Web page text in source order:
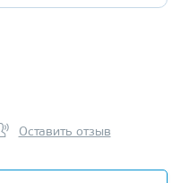
Оставить отзыв